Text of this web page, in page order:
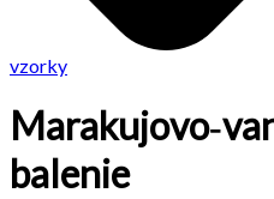
vzorky
balenie